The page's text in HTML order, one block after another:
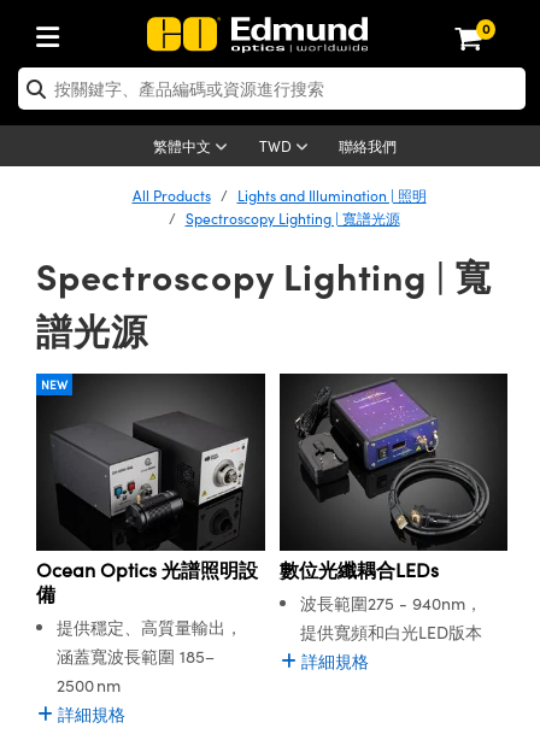
0
繁體中文 TWD 聯絡我們
| 光學產品
| 光學濾光片
Optics | 偏振光學元件
| 分光鏡
| 繞射光柵
| 光學組装
Components | SCHOTT 光
| 紅外線光學產品
Optics | 雷射光學
| 雷射濾光片
| 超快光學
器
Assemblies | 雷射光學元件組
Shaping | 雷射光束整形
| 雷射分光鏡
| 雷射顯微鏡
Isolators | 晶體和隔離器
| 光機組件
System | 光學籠式系統
| 臺式系統
and Breadboards | 光學平臺
| 電動平臺
and Slides | 平臺和滑塊
| 光圈類
| 顯微鏡
| Mitutoyo 物鏡
| Nikon 物鏡
| ZEISS 物鏡
Microscopes
Objectives
Objectives | 有限共軛物鏡
| 反射物鏡
Objectives
Cameras
Lighting |顯微鏡照明
| 雷射
and Electronics | 雷射
| 雷射光學
| 雷射防護
| 雷射用光機模組
| 雷射配件
| 實驗室和生產線
Lenses | 成像鏡頭
Lenses | 定焦鏡頭
| 遠心鏡頭
Magnification Lenses
Objectives | 顯微鏡物鏡
Lenses for Harsh Environments
and Advanced
| 影視製作和高級攝影
Accessories | 成像鏡頭配件
| 相機
Cameras | Gigabit乙太網相
| FLIR 相機
Cameras | Teledyne Dalsa
Cameras | Allied Vision 相機
| Basler 相機
Cameras | IDS 相機
Labs Cameras™ | Lucid Vision
| Pixelink 相機
and Illumination | 照明
Lighting | 機器視覺光源
Lighting |顯微鏡照明
| 雷射光源
| 其他光源
| 光源配件
Targets | 測試板
Targets | 解析度測試板
Targets | 畸變測試版
試板
Level Test Targets | 色卡測試板
| USAF 測試版
and Detection | 測試與監測
| 光學度量
Solutions | 機器視覺方案
and Electronics | 雷射
測器
| 光度計
| 光譜儀
and Roughness Standards | 表
糙度標準
Tools | 量測工具
Components | 主動光學元件
and Production | 實驗室和生產
| 清潔用品
Handling Tools | 零件夾持用品
| 通用工具
| 光學膠
Products | Acktar 黑色吸
| 暗室器材
Accessories | UV固化設備
驗室套件
| 雷射防護
性裝置
應用選購
| 光譜儀
Imaging
Imaging
Microscopy
Processing
Tomography
By Brand
Products | 新品專區
Lenses
and Detection
Production
| 清倉品
| 清倉光學產品
| 清倉顯微鏡
Lenses | 清倉成像鏡頭
| 清倉相機
| 清倉照明
Targets
and Detection
and Production | 清倉實驗室
Products | 重新認證產
| 重新認證光學產品
| 重新認證光機
| 重新認證雷射
| 重新認證顯微鏡
| 重新認證相機
| 重新認證照明
Targets
and Detection
and Production | 重新認證實
用品
All Products
Lights and Illumination | 照明
Spectroscopy Lighting | 寬譜光源
Spectroscopy Lighting | 寬
譜光源
NEW
Ocean Optics 光譜照明設
備
提供穩定、高質量輸出，
涵蓋寬波長範圍 185–
2500 nm
詳細規格
數位光纖耦合LEDs
波長範圍275 - 940nm，
提供寬頻和白光LED版本
詳細規格